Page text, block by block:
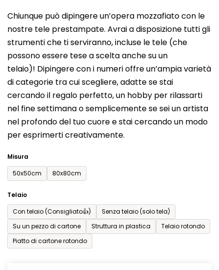
Chiunque può dipingere un’opera mozzafiato con le
nostre tele prestampate. Avrai a disposizione tutti gli
strumenti che ti serviranno, incluse le tele (che
possono essere tese a scelta anche su un
telaio)! Dipingere con i numeri offre un’ampia varietà
di categorie tra cui scegliere, adatte se stai
cercando il regalo perfetto, un hobby per rilassarti
nel fine settimana o semplicemente se sei un artista
nel profondo del tuo cuore e stai cercando un modo
per esprimerti creativamente.
Misura
50x50cm
80x80cm
Telaio
Con telaio (Consigliato👍)
Senza telaio (solo tela)
Su un pezzo di cartone
Struttura in plastica
Telaio rotondo
Piatto di cartone rotondo
prodotto
è
0,0
su
5
stelle.